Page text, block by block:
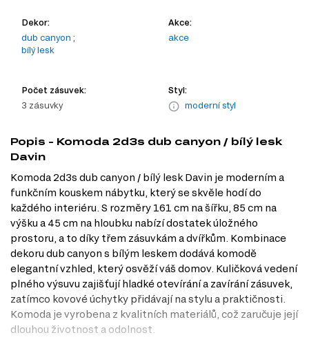
Dekor:
dub canyon ;
bílý lesk
Akce:
akce
Počet zásuvek:
3 zásuvky
Styl:
moderní styl
Popis - Komoda 2d3s dub canyon / bílý lesk
Davin
Komoda 2d3s dub canyon / bílý lesk Davin je moderním a
funkčním kouskem nábytku, který se skvěle hodí do
každého interiéru. S rozměry 161 cm na šířku, 85 cm na
výšku a 45 cm na hloubku nabízí dostatek úložného
prostoru, a to díky třem zásuvkám a dvířkům. Kombinace
dekoru dub canyon s bílým leskem dodává komodě
elegantní vzhled, který osvěží váš domov. Kuličková vedení
plného výsuvu zajišťují hladké otevírání a zavírání zásuvek,
zatímco kovové úchytky přidávají na stylu a praktičnosti.
Komoda je vyrobena z kvalitních materiálů, což zaručuje její
dlouhou životnost a odolnost.